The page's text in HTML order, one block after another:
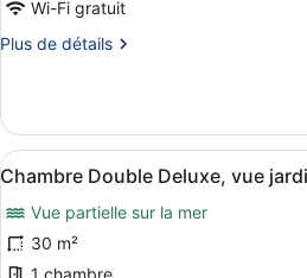
or
2
Children)
chambre :
piscine
Wi-Fi gratuit
Plus de détails
Plus
le
type
de
Suite,
vue
piscine
Afficher
toutes
les
photos
pour
6
Chambre Double Deluxe, vue
Vue partielle sur la mer
30 m²